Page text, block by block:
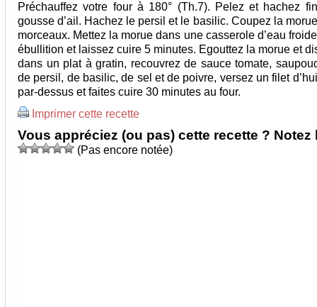
Préchauffez votre four à 180° (Th.7). Pelez et hachez
gousse d’ail. Hachez le persil et le basilic. Coupez la
morceaux. Mettez la morue dans une casserole d’eau
ébullition et laissez cuire 5 minutes. Egouttez la morue et
dans un plat à gratin, recouvrez de sauce tomate,
de persil, de basilic, de sel et de poivre, versez un filet
par-dessus et faites cuire 30 minutes au four.
Imprimer cette recette
Vous appréciez (ou pas) cette recette ? Notez
(Pas encore notée)